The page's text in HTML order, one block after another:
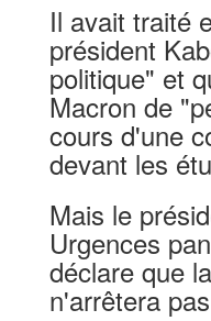
Il avait traité
président
politique" et
Macron de
cours d'une
devant les
Mais le
Urgences
déclare que
n'arrêtera